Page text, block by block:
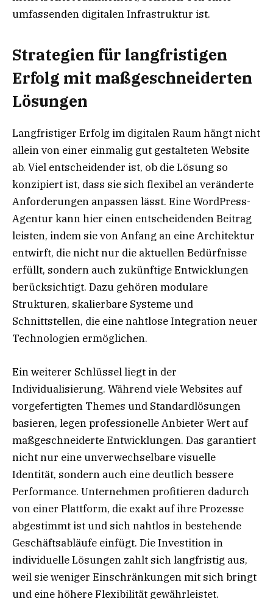
umfassenden digitalen Infrastruktur ist.
Strategien für langfristigen
Erfolg mit maßgeschneiderten
Lösungen
Langfristiger Erfolg im digitalen Raum hängt nicht
allein von einer einmalig gut gestalteten Website
ab. Viel entscheidender ist, ob die Lösung so
konzipiert ist, dass sie sich flexibel an veränderte
Anforderungen anpassen lässt. Eine WordPress-
Agentur kann hier einen entscheidenden Beitrag
leisten, indem sie von Anfang an eine Architektur
entwirft, die nicht nur die aktuellen Bedürfnisse
erfüllt, sondern auch zukünftige Entwicklungen
berücksichtigt. Dazu gehören modulare
Strukturen, skalierbare Systeme und
Schnittstellen, die eine nahtlose Integration neuer
Technologien ermöglichen.
Ein weiterer Schlüssel liegt in der
Individualisierung. Während viele Websites auf
vorgefertigten Themes und Standardlösungen
basieren, legen professionelle Anbieter Wert auf
maßgeschneiderte Entwicklungen. Das garantiert
nicht nur eine unverwechselbare visuelle
Identität, sondern auch eine deutlich bessere
Performance. Unternehmen profitieren dadurch
von einer Plattform, die exakt auf ihre Prozesse
abgestimmt ist und sich nahtlos in bestehende
Geschäftsabläufe einfügt. Die Investition in
individuelle Lösungen zahlt sich langfristig aus,
weil sie weniger Einschränkungen mit sich bringt
und eine höhere Flexibilität gewährleistet.